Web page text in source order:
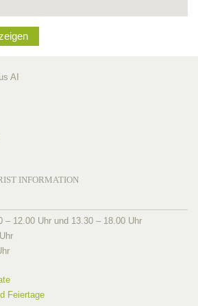
AI
INFORMATION
– 12.00 Uhr und 13.30 – 18.00 Uhr
Feiertage